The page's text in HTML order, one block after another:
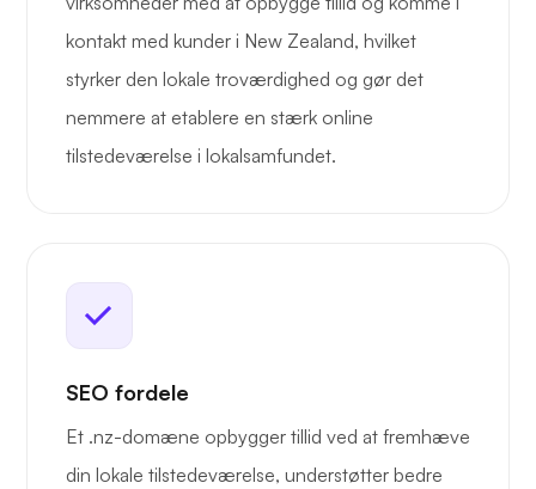
kontakt med kunder i New Zealand, hvilket
styrker den lokale troværdighed og gør det
nemmere at etablere en stærk online
tilstedeværelse i lokalsamfundet.
SEO fordele
Et .nz-domæne opbygger tillid ved at fremhæve
din lokale tilstedeværelse, understøtter bedre